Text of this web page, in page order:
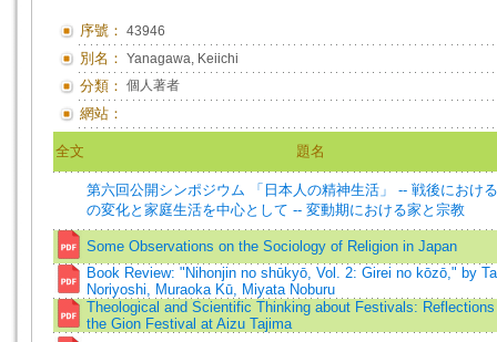
序號： 43946
別名： Yanagawa, Keiichi
分類： 個人著者
網站：
全文 題名
第六回公開シンポジウム 「日本人の精神生活」 -- 戦後におけ
の変化と家庭生活を中心として -- 変動期における家と宗教
Some Observations on the Sociology of Religion in Japan
Book Review: "Nihonjin no shūkyō, Vol. 2: Girei no kōzō," by
Noriyoshi, Muraoka Kū, Miyata Noburu
Theological and Scientific Thinking about Festivals:
the Gion Festival at Aizu Tajima